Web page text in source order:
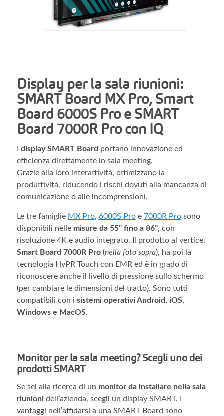
Display per la sala riunioni:
SMART Board MX Pro, Smart
Board 6000S Pro e SMART
Board 7000R Pro con IQ
display SMART Board portano innovazione ed
efficienza direttamente in sala meeting.
Grazie alla loro interattività, ottimizzano la
produttività, riducendo i rischi dovuti alla mancanza di
comunicazione o alle incomprensioni.
Le tre famiglie MX Pro, 6000S Proe 7000R Prosono
disponibili nelle misure da 55” fino a 86”, con
risoluzione 4K e audio integrato. Il prodotto al vertice,
Smart Board 7000R Pro (nella foto sopra), ha poi la
tecnologia HyPR Touch con EMR ed è in grado di
riconoscere anche il livello di pressione sullo schermo
(per cambiare le dimensioni del tratto). Sono tutti
compatibili con i sistemi operativi Android, iOS,
Windows e MacOS.
Monitor per la sala meeting? Scegli uno dei
prodotti SMART
Se sei alla ricerca di un monitor da installare nella sala
riunionidell’azienda, scegli un display SMART. I
vantaggi nell’affidarsi a una SMART Board sono